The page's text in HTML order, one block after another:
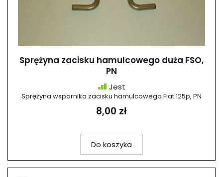
Sprężyna zacisku hamulcowego duża FSO,
PN
Jest
Sprężyna wspornika zacisku hamulcowego Fiat 125p, PN
8,00 zł
Do koszyka